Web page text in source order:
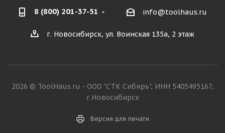
8 (800) 201-37-51 info@toolhaus.ru
г. Новосибирск, ул. Воинская 135а, 2 этаж
2026 © ToolHaus.ru - ООО "СТК Сибирь", ИНН 5405495167,
г.Новосибирск
Версия для печати